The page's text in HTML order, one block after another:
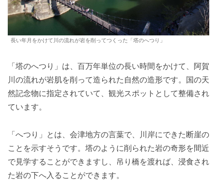
長い年月をかけて川の流れが岩を削ってつくった「塔のへつり」
「塔のへつり」は、百万年単位の長い時間をかけて、阿賀
川の流れが岩肌を削って造られた自然の造形です。国の天
然記念物に指定されていて、観光スポットとして整備され
ています。
「へつり」とは、会津地方の言葉で、川岸にできた断崖の
ことを示すそうです。塔のように削られた岩の奇形を間近
で見学することができますし、吊り橋を渡れば、浸食され
た岩の下へ入ることができます。